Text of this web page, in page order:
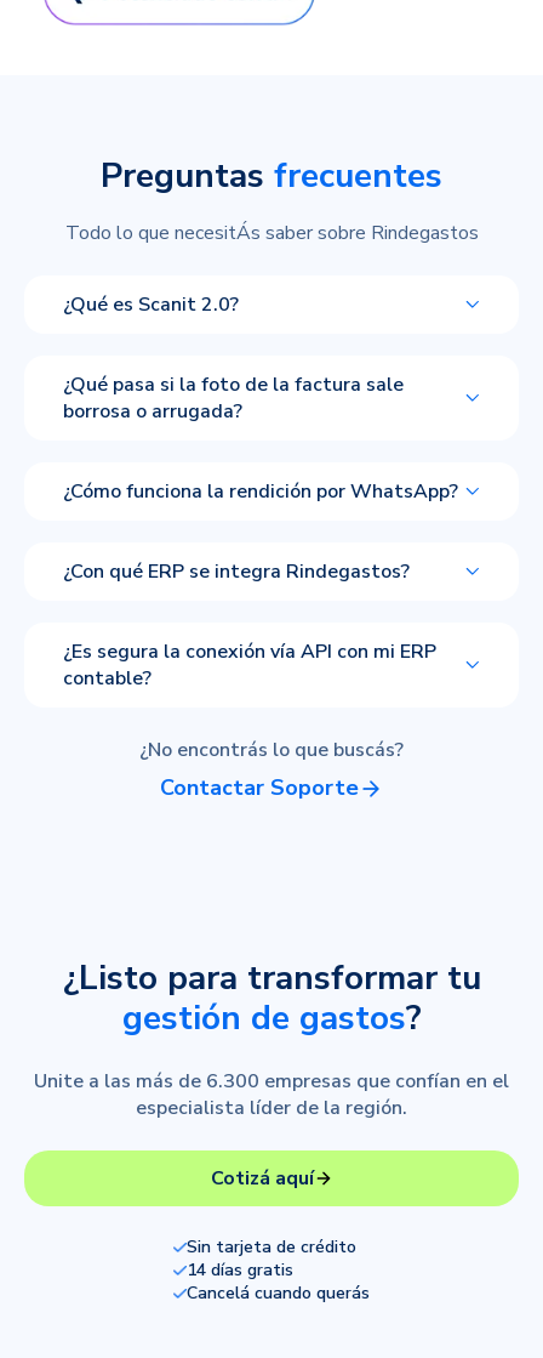
Preguntas frecuentes
Todo lo que necesitÁs saber sobre Rindegastos
¿Qué es Scanit 2.0?
¿Qué pasa si la foto de la factura sale
borrosa o arrugada?
¿Cómo funciona la rendición por WhatsApp?
¿Con qué ERP se integra Rindegastos?
¿Es segura la conexión vía API con mi ERP
contable?
¿No encontrás lo que buscás?
Contactar Soporte
¿Listo para transformar tu
gestión de gastos?
Unite a las más de 6.300 empresas que confían en el
especialista líder de la región.
Cotizá aquí
Sin tarjeta de crédito
14 días gratis
Cancelá cuando querás